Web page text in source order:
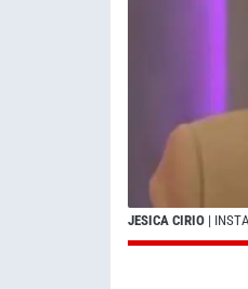
JESICA CIRIO |